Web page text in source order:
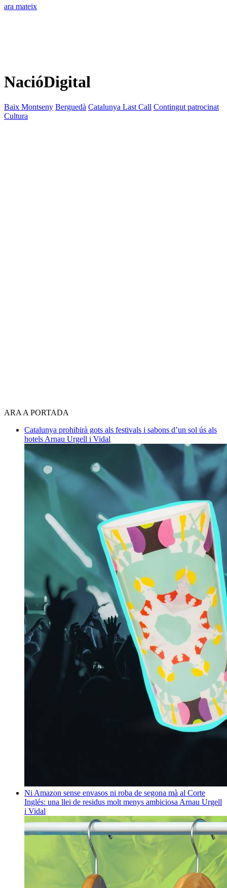
ara mateix
NacióDigital
Baix Montseny Berguedà Catalunya Last Call Contingut patrocinat
Cultura
ARA A PORTADA
Catalunya prohibirà gots als festivals i sabons d’un sol ús als
hotels Arnau Urgell i Vidal
Ni Amazon sense envasos ni roba de segona mà al Corte
Inglés: una llei de residus molt menys ambiciosa Arnau Urgell
i Vidal